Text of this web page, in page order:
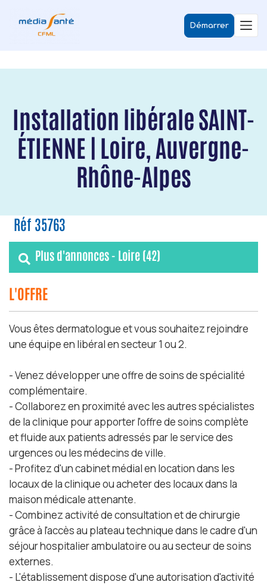
Démarrer
Installation libérale SAINT-
ÉTIENNE | Loire, Auvergne-
Rhône-Alpes
Réf 35763
Plus d'annonces - Loire (42)
L'OFFRE
Vous êtes dermatologue et vous souhaitez rejoindre
une équipe en libéral en secteur 1 ou 2.
- Venez développer une offre de soins de spécialité
complémentaire.
- Collaborez en proximité avec les autres spécialistes
de la clinique pour apporter l'offre de soins complète
et fluide aux patients adressés par le service des
urgences ou les médecins de ville.
- Profitez d'un cabinet médial en location dans les
locaux de la clinique ou acheter des locaux dans la
maison médicale attenante.
- Combinez activité de consultation et de chirurgie
grâce à l'accès au plateau technique dans le cadre d'un
séjour hospitalier ambulatoire ou au secteur de soins
externes.
- L'établissement dispose d'une autorisation d'activité